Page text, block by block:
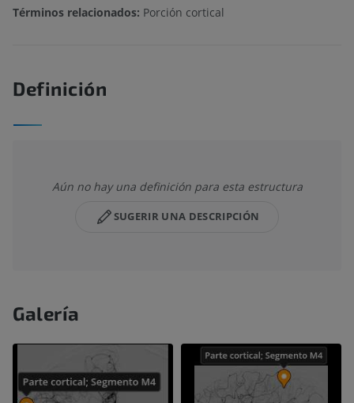
Términos relacionados: Porción cortical
Definición
Aún no hay una definición para esta estructura
SUGERIR UNA DESCRIPCIÓN
Galería